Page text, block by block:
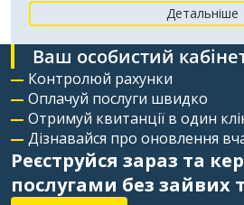
Детальніше
Ваш особистий
Контролюй рахунки
Оплачуй послуги швидко
Отримуй квитанції в один
Дізнавайся про оновлення
Реєструйся зараз та
послугами без зайвих